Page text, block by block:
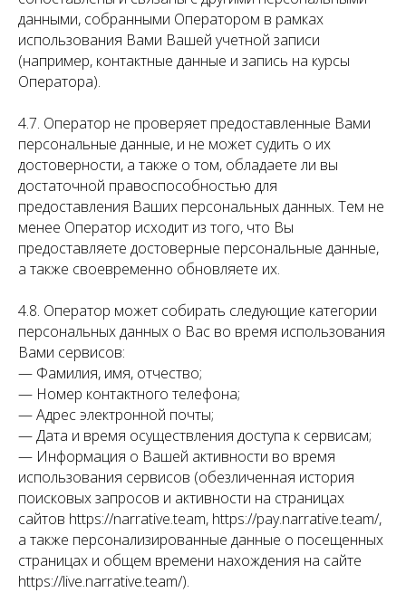
данными, собранными Оператором в рамках
использования Вами Вашей учетной записи
(например, контактные данные и запись на курсы
Оператора).
4.7. Оператор не проверяет предоставленные Вами
персональные данные, и не может судить о их
достоверности, а также о том, обладаете ли вы
достаточной правоспособностью для
предоставления Ваших персональных данных. Тем не
менее Оператор исходит из того, что Вы
предоставляете достоверные персональные данные,
а также своевременно обновляете их.
4.8. Оператор может собирать следующие категории
персональных данных о Вас во время использования
Вами сервисов:
— Фамилия, имя, отчество;
— Номер контактного телефона;
— Адрес электронной почты;
— Дата и время осуществления доступа к сервисам;
— Информация о Вашей активности во время
использования сервисов (обезличенная история
поисковых запросов и активности на страницах
сайтов https://narrative.team, https://pay.narrative.team/,
а также персонализированные данные о посещенных
страницах и общем времени нахождения на сайте
https://live.narrative.team/).